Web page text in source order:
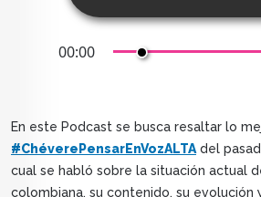
00:00
En este Podcast se busca resaltar lo
#ChéverePensarEnVozALTA del
cual se habló sobre la situación actual
colombiana, su contenido, su evolución